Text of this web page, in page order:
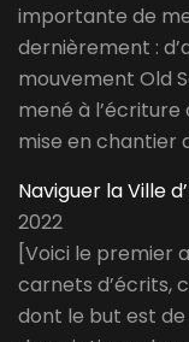
importante de
dernièrement :
mouvement Old
mené à l’écriture
mise en chantier
Naviguer la Ville
2022
[Voici le premier
carnets d’écrits,
dont le but est